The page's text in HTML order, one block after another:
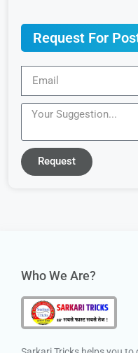
Request For
Request
Who We Are?